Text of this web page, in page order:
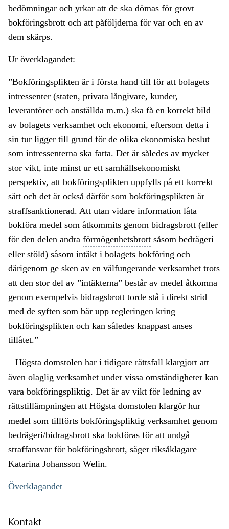
bedömningar och yrkar att de ska dömas för grovt
bokföringsbrott och att påföljderna för var och en av
dem skärps.
Ur överklagandet:
”Bokföringsplikten är i första hand till för att bolagets
intressenter (staten, privata långivare, kunder,
leverantörer och anställda m.m.) ska få en korrekt bild
av bolagets verksamhet och ekonomi, eftersom detta i
sin tur ligger till grund för de olika ekonomiska beslut
som intressenterna ska fatta. Det är således av mycket
stor vikt, inte minst ur ett samhällsekonomiskt
perspektiv, att bokföringsplikten uppfylls på ett korrekt
sätt och det är också därför som bokföringsplikten är
straffsanktionerad. Att utan vidare information låta
bokföra medel som åtkommits genom bidragsbrott (eller
för den delen andra förmögenhetsbrott såsom bedrägeri
eller stöld) såsom intäkt i bolagets bokföring och
därigenom ge sken av en välfungerande verksamhet trots
att den stor del av ”intäkterna” består av medel åtkomna
genom exempelvis bidragsbrott torde stå i direkt strid
med de syften som bär upp regleringen kring
bokföringsplikten och kan således knappast anses
tillåtet.”
– Högsta domstolen har i tidigare rättsfall klargjort att
även olaglig verksamhet under vissa omständigheter kan
vara bokföringspliktig. Det är av vikt för ledning av
rättstillämpningen att Högsta domstolen klargör hur
medel som tillförts bokföringspliktig verksamhet genom
bedrägeri/bidragsbrott ska bokföras för att undgå
straffansvar för bokföringsbrott, säger riksåklagare
Katarina Johansson Welin.
Överklagandet
Kontakt